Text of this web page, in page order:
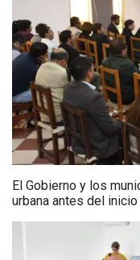
El Gobierno y los
urbana antes del